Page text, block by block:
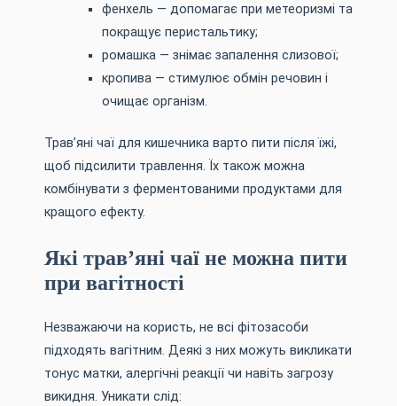
фенхель — допомагає при метеоризмі та
покращує перистальтику;
ромашка — знімає запалення слизової;
кропива — стимулює обмін речовин і
очищає організм.
Трав’яні чаї для кишечника варто пити після їжі,
щоб підсилити травлення. Їх також можна
комбінувати з ферментованими продуктами для
кращого ефекту.
Які трав’яні чаї не можна пити
при вагітності
Незважаючи на користь, не всі фітозасоби
підходять вагітним. Деякі з них можуть викликати
тонус матки, алергічні реакції чи навіть загрозу
викидня. Уникати слід: